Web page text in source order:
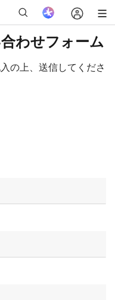
わせフォーム
の上、送信してくださ